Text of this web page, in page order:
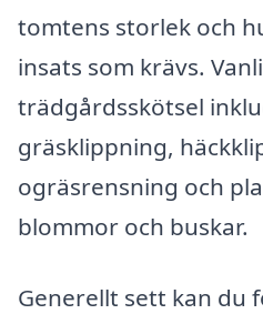
tomtens storlek och
insats som krävs.
trädgårdsskötsel
gräsklippning,
ogräsrensning och
blommor och buskar.
Generellt sett kan du